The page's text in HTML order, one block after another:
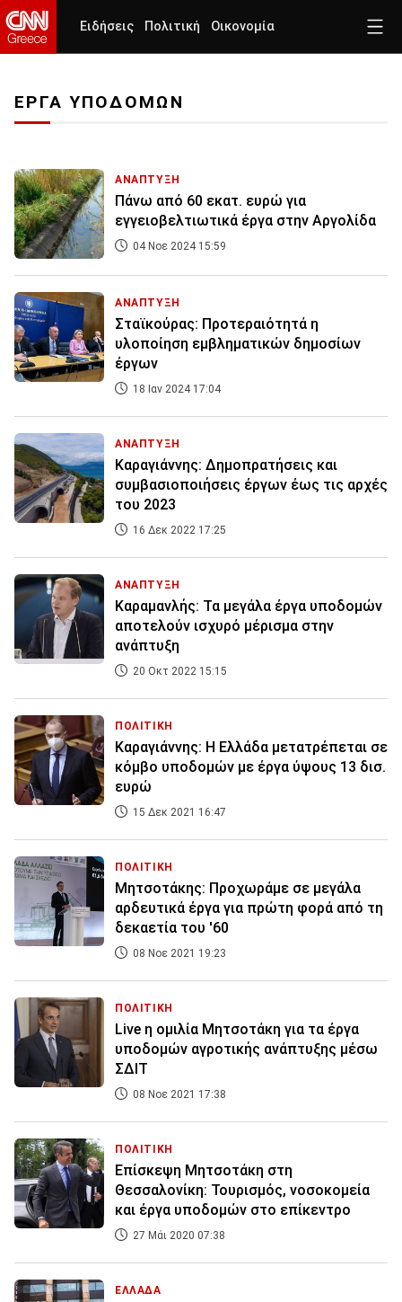
Ειδήσεις Πολιτική Οικονομία
ΕΡΓΑ ΥΠΟΔΟΜΩΝ
ΑΝΑΠΤΥΞΗ
Πάνω από 60 εκατ. ευρώ για
εγγειοβελτιωτικά έργα στην Αργολίδα
04 Νοε 2024 15:59
ΑΝΑΠΤΥΞΗ
Σταϊκούρας: Προτεραιότητά η
υλοποίηση εμβληματικών δημοσίων
έργων
18 Ιαν 2024 17:04
ΑΝΑΠΤΥΞΗ
Καραγιάννης: Δημοπρατήσεις και
συμβασιοποιήσεις έργων έως τις αρχές
του 2023
16 Δεκ 2022 17:25
ΑΝΑΠΤΥΞΗ
Καραμανλής: Τα μεγάλα έργα υποδομών
αποτελούν ισχυρό μέρισμα στην
ανάπτυξη
20 Οκτ 2022 15:15
ΠΟΛΙΤΙΚΗ
Καραγιάννης: Η Ελλάδα μετατρέπεται σε
κόμβο υποδομών με έργα ύψους 13 δισ.
ευρώ
15 Δεκ 2021 16:47
ΠΟΛΙΤΙΚΗ
Μητσοτάκης: Προχωράμε σε μεγάλα
αρδευτικά έργα για πρώτη φορά από τη
δεκαετία του '60
08 Νοε 2021 19:23
ΠΟΛΙΤΙΚΗ
Live η ομιλία Μητσοτάκη για τα έργα
υποδομών αγροτικής ανάπτυξης μέσω
ΣΔΙΤ
08 Νοε 2021 17:38
ΠΟΛΙΤΙΚΗ
Επίσκεψη Μητσοτάκη στη
Θεσσαλονίκη: Τουρισμός, νοσοκομεία
και έργα υποδομών στο επίκεντρο
27 Μάι 2020 07:38
ΕΛΛΑΔΑ